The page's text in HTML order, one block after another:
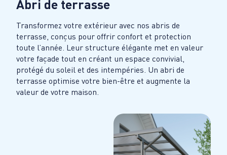
Abri de terrasse
Transformez votre extérieur avec nos abris de
terrasse, conçus pour offrir confort et protection
toute l’année. Leur structure élégante met en valeur
votre façade tout en créant un espace convivial,
protégé du soleil et des intempéries. Un abri de
terrasse optimise votre bien-être et augmente la
valeur de votre maison.